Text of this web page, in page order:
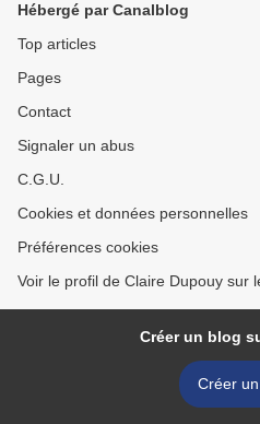
Hébergé par Canalblog
Top articles
Pages
Contact
Signaler un abus
C.G.U.
Cookies et données personnelles
Préférences cookies
Voir le profil de Claire Dupouy sur
Créer un blog
Créer